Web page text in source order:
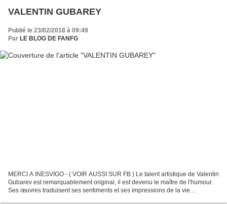
VALENTIN GUBAREY
Publié le 23/02/2018 à 09:49
Par LE BLOG DE FANFG
MERCI A INESVIGO - ( VOIR AUSSI SUR FB ) Le talent artistique de Valentin
Gubarev est remarquablement original, il est devenu le maître de l'humour.
Ses œuvres traduisent ses sentiments et ses impressions de la vie